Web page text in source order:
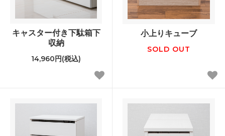
キャスター付き下駄箱下
収納
14,960円(税込)
小上りキューブ
SOLD OUT